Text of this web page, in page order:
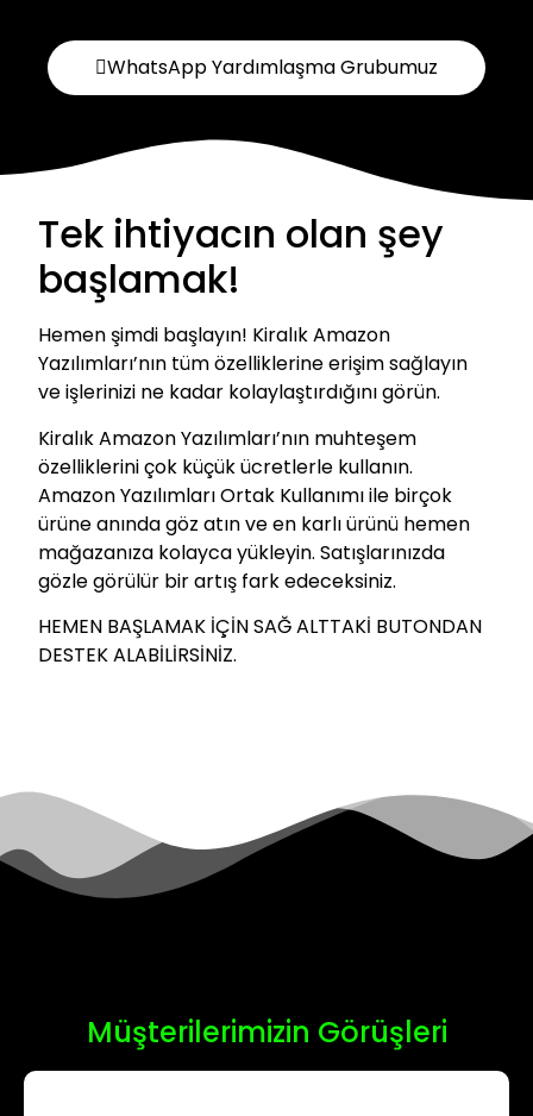
WhatsApp Yardımlaşma Grubumuz
Tek ihtiyacın olan şey
başlamak!
Hemen şimdi başlayın! Kiralık Amazon
Yazılımları’nın tüm özelliklerine erişim sağlayın
ve işlerinizi ne kadar kolaylaştırdığını görün.
Kiralık Amazon Yazılımları’nın muhteşem
özelliklerini çok küçük ücretlerle kullanın.
Amazon Yazılımları Ortak Kullanımı ile birçok
ürüne anında göz atın ve en karlı ürünü hemen
mağazanıza kolayca yükleyin. Satışlarınızda
gözle görülür bir artış fark edeceksiniz.
HEMEN BAŞLAMAK İÇİN SAĞ ALTTAKİ BUTONDAN
DESTEK ALABİLİRSİNİZ.
Müşterilerimizin Görüşleri